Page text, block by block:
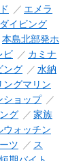
エメラ
イビング
本島北部発ホ
ビ
カミナ
ング
水納
ングマリン
ショップ
グ
家族
ォッチン
ツ
ス